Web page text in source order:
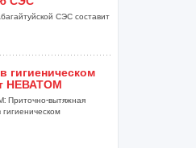
СЭС составит
гигиеническом
НЕВАТОМ
Приточно-вытяжная
гигиеническом